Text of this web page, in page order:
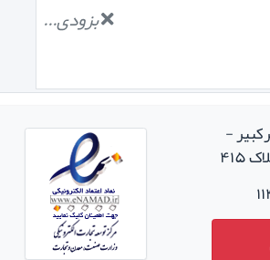
بزودی...
-